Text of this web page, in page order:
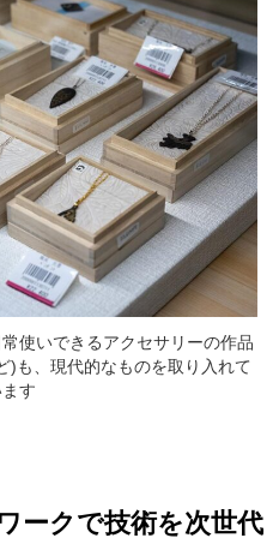
使いできるアクセサリーの作品
)も、現代的なものを取り入れて
す
ークで技術を次世代